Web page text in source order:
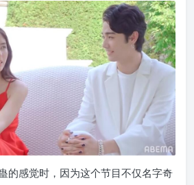
的感觉时，因为这个节目不仅名字奇